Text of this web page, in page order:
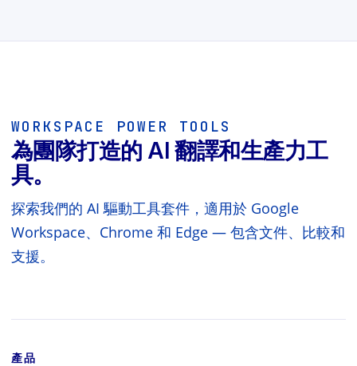
WORKSPACE POWER TOOLS
為團隊打造的 AI 翻譯和生產力工
具。
探索我們的 AI 驅動工具套件，適用於 Google
Workspace、Chrome 和 Edge — 包含文件、比較和
支援。
產品